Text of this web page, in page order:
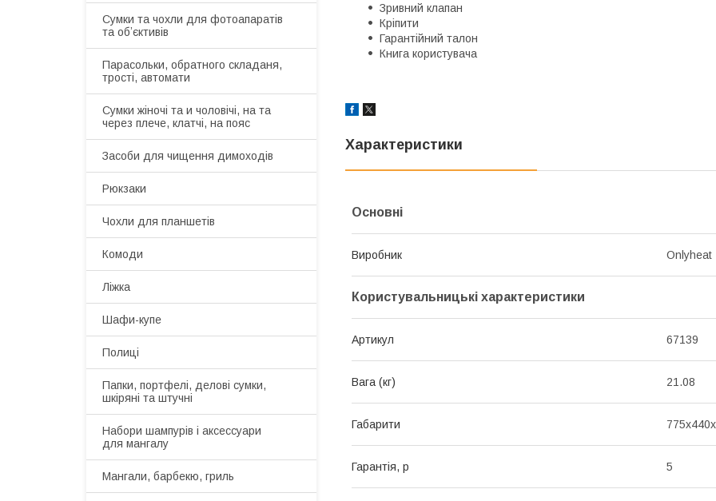
Зривний клапан
Кріпити
Гарантійний талон
Книга користувача
Характеристики
Основні
Виробник Onlyheat
Користувальницькі характеристики
Артикул 67139
Вага (кг) 21.08
Габарити
Гарантія, р 5
Сумки та чохли для фотоапаратів
та обʼєктивів
Парасольки, обратного складаня,
трості, автомати
Сумки жіночі та и чоловічі, на та
через плече, клатчі, на пояс
Засоби для чищення димоходів
Рюкзаки
Чохли для планшетів
Комоди
Ліжка
Шафи-купе
Полиці
Папки, портфелі, делові сумки,
шкіряні та штучні
Набори шампурів і аксессуари
для мангалу
Мангали, барбекю, гриль